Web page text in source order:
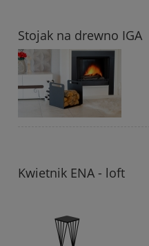
Stojak na drewno IGA
Kwietnik ENA - loft